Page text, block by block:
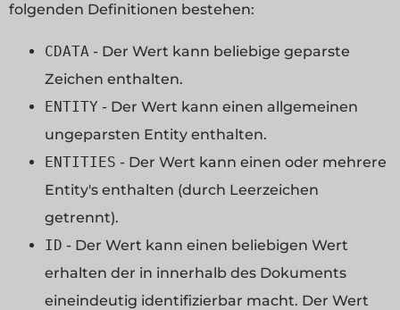
folgenden Definitionen bestehen:
CDATA - Der Wert kann beliebige geparste
Zeichen enthalten.
ENTITY - Der Wert kann einen allgemeinen
ungeparsten Entity enthalten.
ENTITIES - Der Wert kann einen oder mehrere
Entity's enthalten (durch Leerzeichen
getrennt).
ID - Der Wert kann einen beliebigen Wert
erhalten der in innerhalb des Dokuments
eineindeutig identifizierbar macht. Der Wert